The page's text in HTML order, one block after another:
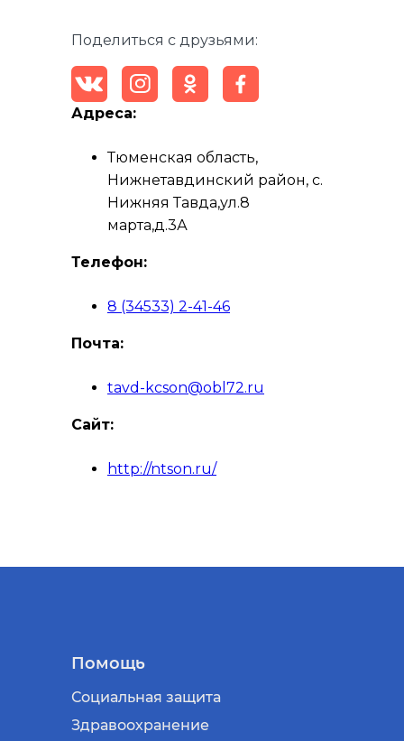
Поделиться с друзьями:
Адреса:
Тюменская область,
Нижнетавдинский район, с.
Нижняя Тавда,ул.8
марта,д.3А
Телефон:
8 (34533) 2-41-46
Почта:
tavd-kcson@obl72.ru
Сайт:
http://ntson.ru/
Помощь
Социальная защита
Здравоохранение